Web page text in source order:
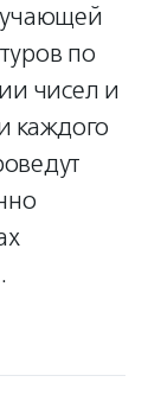
по
чисел и
каждого